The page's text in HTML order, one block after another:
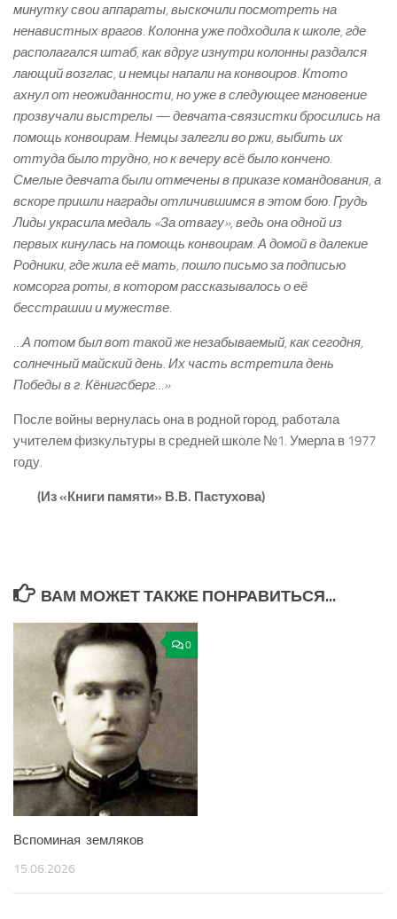
минутку свои аппараты, выскочили посмотреть на
ненавистных врагов. Колонна уже подходила к школе, где
располагался штаб, как вдруг изнутри колонны раздался
лающий возглас, и немцы напали на конвоиров. Кто­то
ахнул от неожиданности, но уже в следующее мгновение
прозвучали выстрелы — девчата-­связистки бросились на
помощь конвоирам. Немцы залегли во ржи, выбить их
оттуда было трудно, но к вечеру всё было кончено.
Смелые девчата были отмечены в приказе командования, а
вскоре пришли награды отличившимся в этом бою. Грудь
Лиды украсила медаль «За отвагу», ведь она одной из
первых кинулась на помощь конвоирам. А домой в далекие
Родники, где жила её мать, пошло письмо за подписью
комсорга роты, в котором рассказывалось о её
бесстрашии и мужестве.
…А потом был вот такой же незабываемый, как сегодня,
солнечный майский день. Их часть встретила день
Победы в г. Кёнигсберг…»
После войны вернулась она в родной город, работала
учителем физкультуры в средней школе №1. Умерла в 1977
году.
(Из «Книги памяти» В.В. Пастухова)
ВАМ МОЖЕТ ТАКЖЕ ПОНРАВИТЬСЯ...
0
Вспоминая земляков
15.06.2026